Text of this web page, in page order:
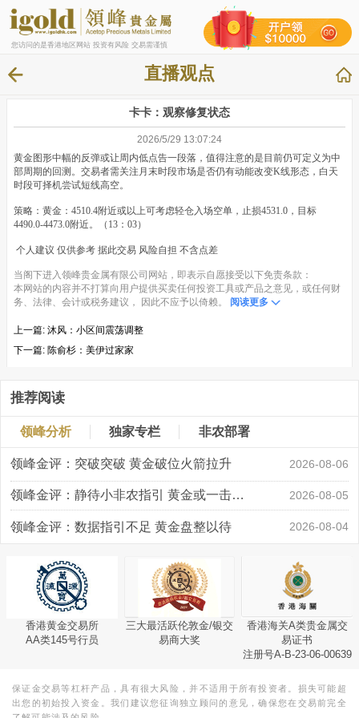
您访问的是香港地区网站 投资有风险 交易需谨慎
直播观点
卡卡：观察修复状态
2026/5/29 13:07:24
黄金图形中幅的反弹或让周内低点告一段落，值得注意的是目前仍可定义为中
部周期的回测。交易者需关注月末时段市场是否仍有动能改变K线形态，白天
时段可择机尝试短线高空。
策略：黄金：4510.4附近或以上可考虑轻仓入场空单，止损4531.0，目标
4490.0-4473.0附近。（13：03）
个人建议 仅供参考 据此交易 风险自担 不含点差
当阁下进入领峰贵金属有限公司网站，即表示自愿接受以下免责条款：
本网站的内容并不打算向用户提供买卖任何投资工具或产品之意见，或任何财
务、法律、会计或税务建议， 因此不应予以倚赖。
阅读更多
上一篇: 沐风：小区间震荡调整
下一篇: 陈俞杉：美伊过家家
推荐阅读
领峰分析 独家专栏 非农部署
领峰金评：突破突破 黄金破位火箭拉升 2026-08-06
领峰金评：静待小非农指引 黄金或一击破局 2026-08-05
领峰金评：数据指引不足 黄金盘整以待 2026-08-04
香港黄金交易所
AA类145号行员
三大最活跃伦敦金/银交
易商大奖
香港海关A类贵金属交
易证书
注册号A-B-23-06-00639
保证金交易等杠杆产品，具有很大风险，并不适用于所有投资者。损失可能超
出您的初始投入资金。我们建议您征询独立顾问的意见，确保您在交易前完全